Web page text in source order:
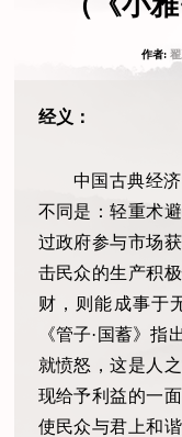
作者:
经义：
中国古典经
不同是：轻重术
过政府参与市场
击民众的生产积
财，则能成事于
《管子·国蓄》
就愤怒，这是人
现给予利益的一
使民众与君上和